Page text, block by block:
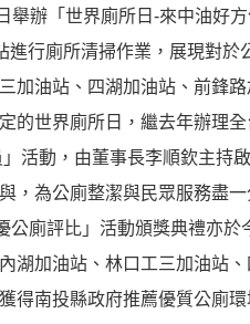
舉辦「世界廁所日-來中油好
進行廁所清掃作業，展現對
加油站、四湖加油站、前鋒
的世界廁所日，繼去年辦理
活動，由董事長李順欽主持
，為公廁整潔與民眾服務盡一
廁評比」活動頒獎典禮亦於
湖加油站、林口工三加油站
得南投縣政府推薦優質公廁